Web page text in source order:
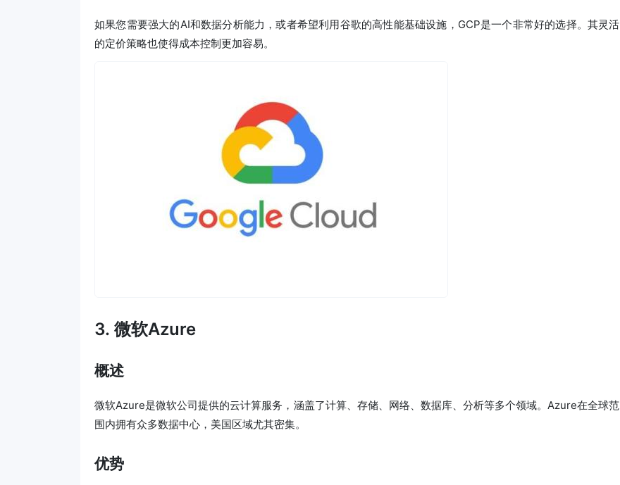
如果您需要强大的AI和数据分析能力，或者希望利用谷歌的高性能基础设施，GCP是一个非常好的选择。其灵活
的定价策略也使得成本控制更加容易。
3. 微软Azure
概述
微软Azure是微软公司提供的云计算服务，涵盖了计算、存储、网络、数据库、分析等多个领域。Azure在全球范
围内拥有众多数据中心，美国区域尤其密集。
优势